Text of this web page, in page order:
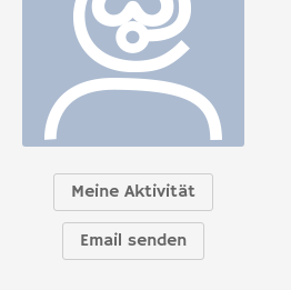
Meine Aktivität
Email senden